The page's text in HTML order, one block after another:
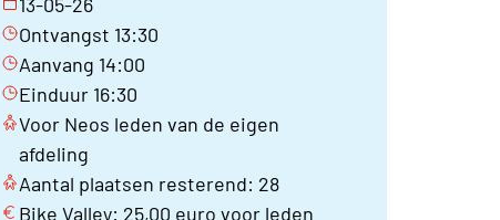
Ontvangst 13:30
Aanvang 14:00
Einduur 16:30
Voor Neos leden van de eigen
afdeling
Aantal plaatsen resterend: 28
Bike Valley: 25,00 euro voor leden